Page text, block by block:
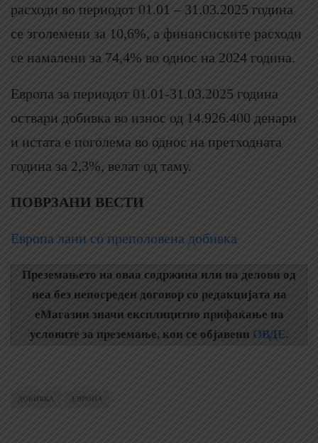
расходи во периодот 01.01 – 31.03.2025 година
се зголемени за 10,6%, а финансиските расходи
се намалени за 74,4% во однос на 2024 година.
Европа за периодот 01.01-31.03.2025 година
оствари добивка во износ од 14.926.400 денари
и истата е поголема во однос на претходната
година за 2,3%, велат од таму.
ПОВРЗАНИ ВЕСТИ
Европа лани со преполовена добивка
Преземањето на оваа содржина или на делови од
неа без непосреден договор со редакцијата на
еМагазин значи експлицитно прифаќање на
условите за преземање, кои се објавени ОВДЕ.
ДОБИВКА ЕВРОПА